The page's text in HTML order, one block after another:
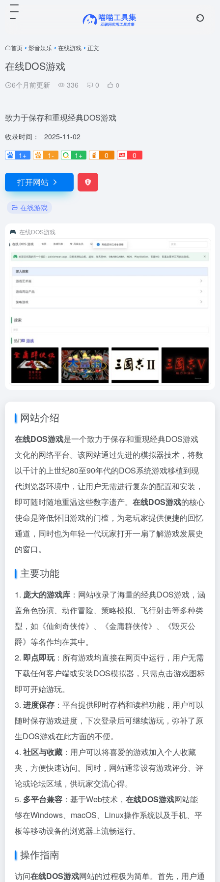
首页 • 影音娱乐 • 在线游戏 • 正文
在线DOS游戏
6个月前更新 336 0 0
致力于保存和重现经典DOS游戏
收录时间：
2025-11-02
1+
1- 1+ 0 0
打开网站
在线游戏
在线DOS游戏
网站介绍
在线DOS游戏是一个致力于保存和重现经典DOS游戏
文化的网络平台。该网站通过先进的模拟器技术，将数
以千计的上世纪80至90年代的DOS系统游戏移植到现
代浏览器环境中，让用户无需进行复杂的配置和安装，
即可随时随地重温这些数字遗产。 在线DOS游戏的核心
使命是降低怀旧游戏的门槛，为老玩家提供便捷的回忆
通道，同时也为年轻一代玩家打开一扇了解游戏发展史
的窗口。
主要功能
1. 庞大的游戏库 ：网站收录了海量的经典DOS游戏，涵
盖角色扮演、动作冒险、策略模拟、飞行射击等多种类
型，如《仙剑奇侠传》、《金庸群侠传》、《毁灭公
爵》等名作均在其中。
2. 即点即玩：所有游戏均直接在网页中运行，用户无需
下载任何客户端或安装DOS模拟器，只需点击游戏图标
即可开始游玩。
3. 进度保存 ：平台提供即时存档和读档功能，用户可以
随时保存游戏进度，下次登录后可继续游玩，弥补了原
生DOS游戏在此方面的不便。
4. 社区与收藏 ：用户可以将喜爱的游戏加入个人收藏
夹，方便快速访问。同时，网站通常设有游戏评分、评
论或论坛区域，供玩家交流心得。
5. 多平台兼容 ：基于Web技术， 在线DOS游戏网站能
够在Windows、macOS、Linux操作系统以及手机、平
板等移动设备的浏览器上流畅运行。
操作指南
访问在线DOS游戏网站的过程极为简单。首先，用户通